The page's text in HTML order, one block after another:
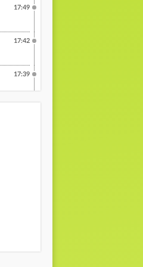
17:49
17:42
17:39